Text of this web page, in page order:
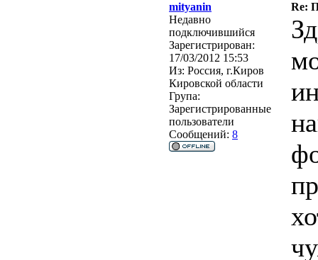
mityanin
Re:
Недавно
подключившийся
Зарегистрирован:
17/03/2012 15:53
Из: Россия, г.Киров
Кировской области
Група:
Зарегистрированные
пользователи
Сообщений: 8